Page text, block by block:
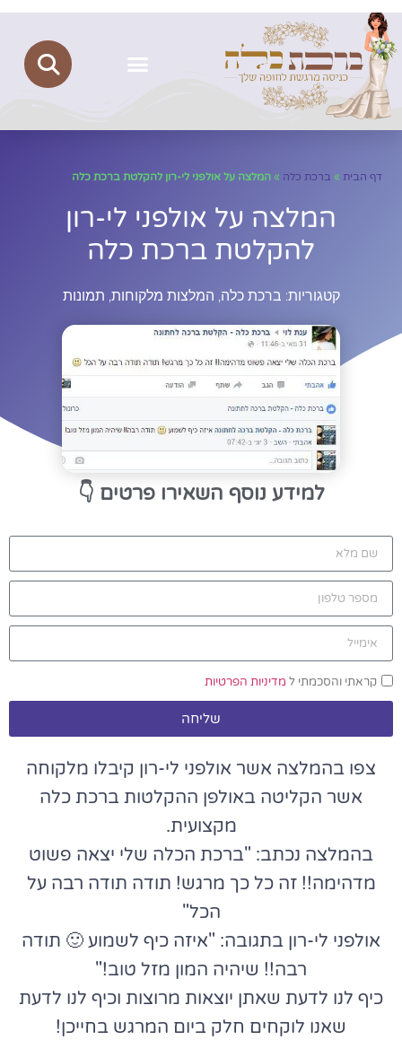
דף הבית» ברכת כלה» המלצה על אולפני לי-רון להקלטת ברכת כלה
המלצה על אולפני לי-רון
להקלטת ברכת כלה
קטגוריות: ברכת כלה, המלצות מלקוחות, תמונות
למידע נוסף השאירו פרטים 👇
קראתי והסכמתי ל מדיניות הפרטיות
שליחה
צפו בהמלצה אשר אולפני לי-רון קיבלו מלקוחה
אשר הקליטה באולפן ההקלטות ברכת כלה
מקצועית.
בהמלצה נכתב: "ברכת הכלה שלי יצאה פשוט
מדהימה!! זה כל כך מרגש! תודה תודה רבה על
הכל"
אולפני לי-רון בתגובה: "איזה כיף לשמוע 🙂 תודה
רבה!! שיהיה המון מזל טוב!"
כיף לנו לדעת שאתן יוצאות מרוצות וכיף לנו לדעת
שאנו לוקחים חלק ביום המרגש בחייכן!